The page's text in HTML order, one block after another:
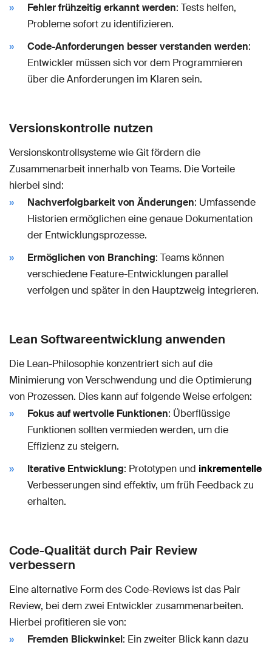
Fehler frühzeitig erkannt werden: Tests helfen,
Probleme sofort zu identifizieren.
Code-Anforderungen besser verstanden werden:
Entwickler müssen sich vor dem Programmieren
über die Anforderungen im Klaren sein.
Versionskontrolle nutzen
Versionskontrollsysteme wie Git fördern die
Zusammenarbeit innerhalb von Teams. Die Vorteile
hierbei sind:
Nachverfolgbarkeit von Änderungen: Umfassende
Historien ermöglichen eine genaue Dokumentation
der Entwicklungsprozesse.
Ermöglichen von Branching: Teams können
verschiedene Feature-Entwicklungen parallel
verfolgen und später in den Hauptzweig integrieren.
Lean Softwareentwicklung anwenden
Die Lean-Philosophie konzentriert sich auf die
Minimierung von Verschwendung und die Optimierung
von Prozessen. Dies kann auf folgende Weise erfolgen:
Fokus auf wertvolle Funktionen: Überflüssige
Funktionen sollten vermieden werden, um die
Effizienz zu steigern.
Iterative Entwicklung: Prototypen und inkrementelle
Verbesserungen sind effektiv, um früh Feedback zu
erhalten.
Code-Qualität durch Pair Review
verbessern
Eine alternative Form des Code-Reviews ist das Pair
Review, bei dem zwei Entwickler zusammenarbeiten.
Hierbei profitieren sie von:
Fremden Blickwinkel: Ein zweiter Blick kann dazu